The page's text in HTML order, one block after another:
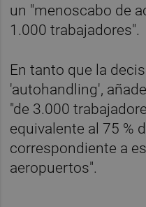
un "menoscabo de
1.000 trabajadores".
En tanto que la
'autohandling',
"de 3.000
equivalente al 75 %
correspondiente a
aeropuertos".